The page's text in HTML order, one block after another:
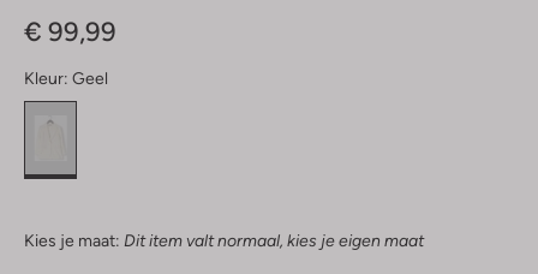
€ 99,99
Kleur: Geel
Kies je maat: Dit item valt normaal, kies je eigen maat